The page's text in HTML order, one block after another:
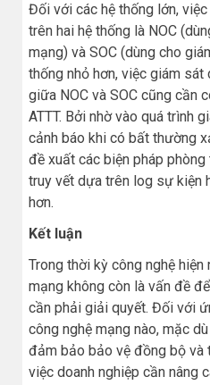
Đối với các hệ thống lớn,
trên hai hệ thống là NOC
mạng) và SOC (dùng cho
thống nhỏ hơn, việc giám sát
giữa NOC và SOC cũng cần
ATTT. Bởi nhờ vào quá trình
cảnh báo khi có bất thường
đề xuất các biện pháp
truy vết dựa trên log sự kiện
hơn.
Kết luận
Trong thời kỳ công nghệ hiện
mạng không còn là vấn đề
cần phải giải quyết. Đối với
công nghệ mạng nào, mặc
đảm bảo bảo vệ đồng bộ và
việc doanh nghiệp cần nâng